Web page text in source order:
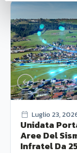
Luglio 23,
Unidata
Aree Del
Infratel Da